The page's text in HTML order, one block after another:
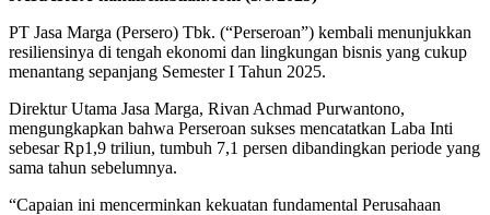
PT Jasa Marga (Persero) Tbk. (“Perseroan”) kembali menunjukkan
resiliensinya di tengah ekonomi dan lingkungan bisnis yang cukup
menantang sepanjang Semester I Tahun 2025.
Direktur Utama Jasa Marga, Rivan Achmad Purwantono,
mengungkapkan bahwa Perseroan sukses mencatatkan Laba Inti
sebesar Rp1,9 triliun, tumbuh 7,1 persen dibandingkan periode yang
sama tahun sebelumnya.
“Capaian ini mencerminkan kekuatan fundamental Perusahaan